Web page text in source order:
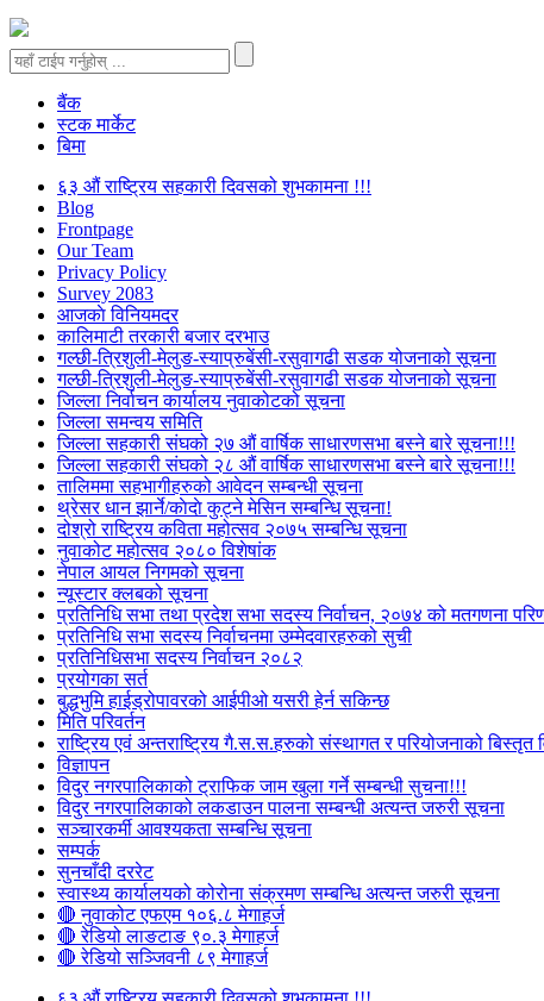
बैंक
स्टक मार्केट
बिमा
६३ औं राष्ट्रिय सहकारी दिवसको शुभकामना !!!
Blog
Frontpage
Our Team
Privacy Policy
Survey 2083
आजकाे विनियमदर
कालिमाटी तरकारी बजार दरभाउ
गल्छी-त्रिशुली-मेलुङ-स्याप्रुबेंसी-रसुवागढी सडक योजनाको सूचना
गल्छी-त्रिशुली-मेलुङ-स्याप्रुबेंसी-रसुवागढी सडक योजनाको सूचना
जिल्ला निर्वाचन कार्यालय नुवाकोटको सूचना
जिल्ला समन्वय समिति
जिल्ला सहकारी संघको २७ औं वार्षिक साधारणसभा बस्ने बारे सूचना!!!
जिल्ला सहकारी संघको २८ औं वार्षिक साधारणसभा बस्ने बारे सूचना!!!
तालिममा सहभागीहरुको आवेदन सम्बन्धी सूचना
थ्रेसर धान झार्ने/काेदाे कुट्ने मेसिन सम्बन्धि सूचना!
दोश्रो राष्ट्रिय कविता महोत्सव २०७५ सम्बन्धि सूचना
नुवाकोट महोत्सव २०८० विशेषांक
नेपाल आयल निगमको सूचना
न्यूस्टार क्लबको सूचना
प्रतिनिधि सभा तथा प्रदेश सभा सदस्य निर्वाचन, २०७४ को मतगणना
प्रतिनिधि सभा सदस्य निर्वाचनमा उम्मेदवारहरुको सुची
प्रतिनिधिसभा सदस्य निर्वाचन २०८२
प्रयोगका सर्त
बुद्धभुमि हाईड्रोपावरको आईपीओ यसरी हेर्न सकिन्छ
मिति परिवर्तन
राष्ट्रिय एवं अन्तराष्ट्रिय गै.स.स.हरुको संस्थागत र परियोजनाको
विज्ञापन
विदुर नगरपालिकाको ट्राफिक जाम खुला गर्ने सम्बन्धी सुचना!!!
विदुर नगरपालिकाको लकडाउन पालना सम्बन्धी अत्यन्त जरुरी सूचना
सञ्चारकर्मी आवश्यकता सम्बन्धि सूचना
सम्पर्क
सुनचाँदी दररेट
स्वास्थ्य कार्यालयको कोरोना संक्रमण सम्बन्धि अत्यन्त जरुरी सूचना
🔴 नुवाकोट एफएम १०६.८ मेगाहर्ज
🔴 रेडियो लाङटाङ ९०.३ मेगाहर्ज
🔴 रेडियो सञ्जिवनी ८९ मेगाहर्ज